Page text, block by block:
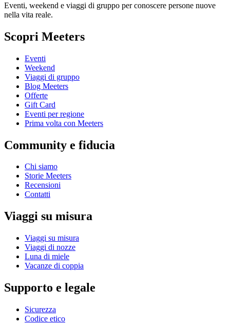
Eventi, weekend e viaggi di gruppo per conoscere persone nuove
nella vita reale.
Scopri Meeters
Eventi
Weekend
Viaggi di gruppo
Blog Meeters
Offerte
Gift Card
Eventi per regione
Prima volta con Meeters
Community e fiducia
Chi siamo
Storie Meeters
Recensioni
Contatti
Viaggi su misura
Viaggi su misura
Viaggi di nozze
Luna di miele
Vacanze di coppia
Supporto e legale
Sicurezza
Codice etico